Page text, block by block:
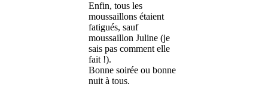
Enfin, tous les
moussaillons étaient
fatigués, sauf
moussaillon Juline (je
sais pas comment elle
fait !).
Bonne soirée ou bonne
nuit à tous.